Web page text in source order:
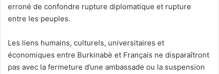
erroné de confondre rupture diplomatique et rupture
entre les peuples.
Les liens humains, culturels, universitaires et
économiques entre Burkinabè et Français ne disparaîtront
pas avec la fermeture d’une ambassade ou la suspension